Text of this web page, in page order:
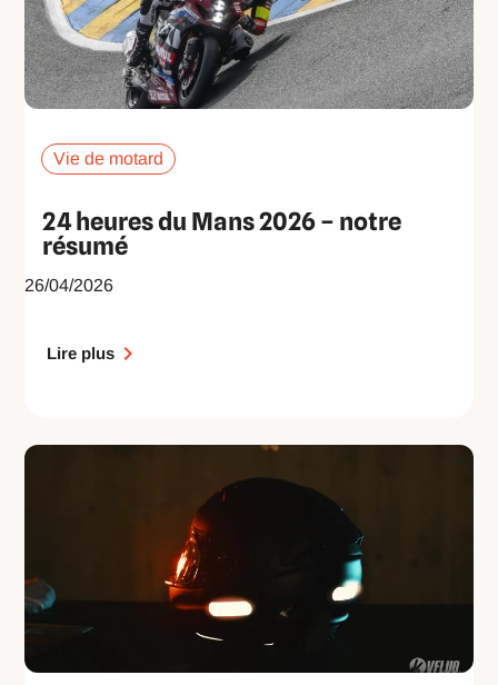
Vie de motard
24 heures du Mans 2026 – notre
résumé
26/04/2026
Lire plus